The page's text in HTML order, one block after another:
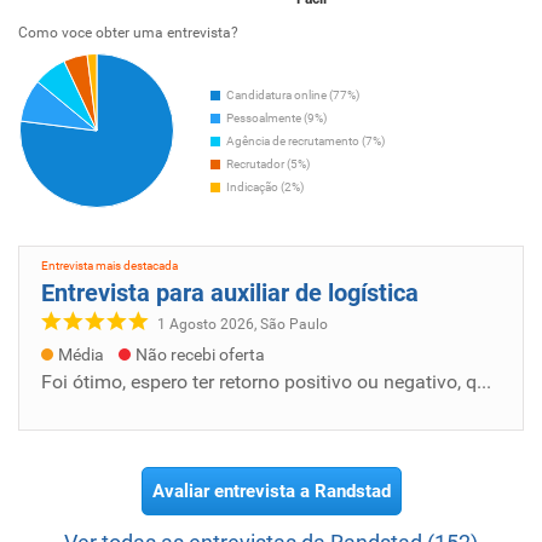
Como voce obter uma entrevista?
Candidatura online (77%)
Pessoalmente (9%)
Agência de recrutamento (7%)
Recrutador (5%)
Indicação (2%)
Entrevista mais destacada
Entrevista para auxiliar de logística
1 Agosto 2026, São Paulo
Média Não recebi oferta
Foi ótimo, espero ter retorno positivo ou negativo, que pelo menos avise se passei ou não, porque ficamos com um ansiedade isso e ruim dema...
Avaliar entrevista a Randstad